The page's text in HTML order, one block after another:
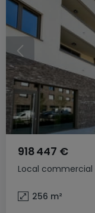
Local commercial
918 447 €
256 m²